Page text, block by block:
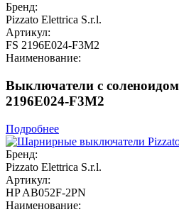
Бренд:
Pizzato Elettrica S.r.l.
Артикул:
FS 2196E024-F3M2
Наименование:
Выключатели с
2196E024-F3M2
Подробнее
Бренд:
Pizzato Elettrica S.r.l.
Артикул:
HP AB052F-2PN
Наименование: